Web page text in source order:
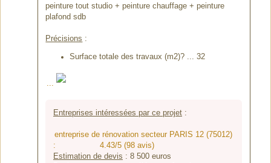
peinture tout studio + peinture chauffage + peinture
plafond sdb
Précisions :
Surface totale des travaux (m2)? ... 32
...
Entreprises intéressées par ce projet:
entreprise de rénovation secteur PARIS 12 (75012)
:
4.43/5 (98 avis)
Estimation de devis : 8 500euros